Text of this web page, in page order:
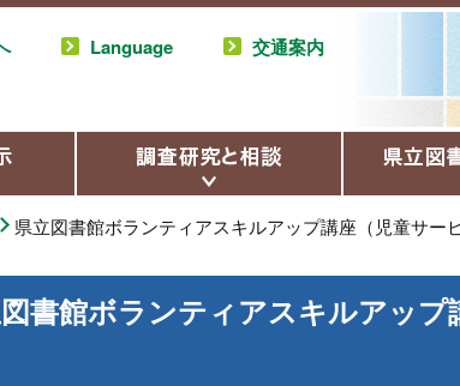
Language
交通案内
県立図書館ボランティアスキルアップ講座（児童サー
書館ボランティアスキルアップ